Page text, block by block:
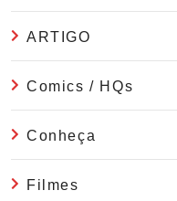
ARTIGO
Comics / HQs
Conheça
Filmes